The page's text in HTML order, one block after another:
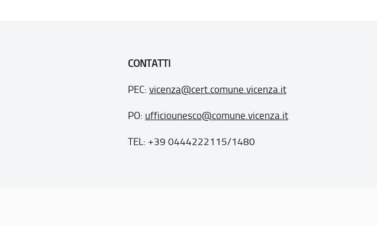
CONTATTI
PEC: vicenza@cert.comune.vicenza.it
PO: ufficiounesco@comune.vicenza.it
TEL: +39 0444222115/1480